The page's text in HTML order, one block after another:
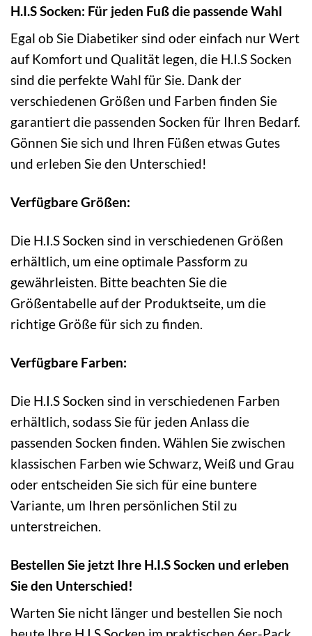
H.I.S Socken: Für jeden Fuß die passende Wahl
Egal ob Sie Diabetiker sind oder einfach nur Wert
auf Komfort und Qualität legen, die H.I.S Socken
sind die perfekte Wahl für Sie. Dank der
verschiedenen Größen und Farben finden Sie
garantiert die passenden Socken für Ihren Bedarf.
Gönnen Sie sich und Ihren Füßen etwas Gutes
und erleben Sie den Unterschied!
Verfügbare Größen:
Die H.I.S Socken sind in verschiedenen Größen
erhältlich, um eine optimale Passform zu
gewährleisten. Bitte beachten Sie die
Größentabelle auf der Produktseite, um die
richtige Größe für sich zu finden.
Verfügbare Farben:
Die H.I.S Socken sind in verschiedenen Farben
erhältlich, sodass Sie für jeden Anlass die
passenden Socken finden. Wählen Sie zwischen
klassischen Farben wie Schwarz, Weiß und Grau
oder entscheiden Sie sich für eine buntere
Variante, um Ihren persönlichen Stil zu
unterstreichen.
Bestellen Sie jetzt Ihre H.I.S Socken und erleben
Sie den Unterschied!
Warten Sie nicht länger und bestellen Sie noch